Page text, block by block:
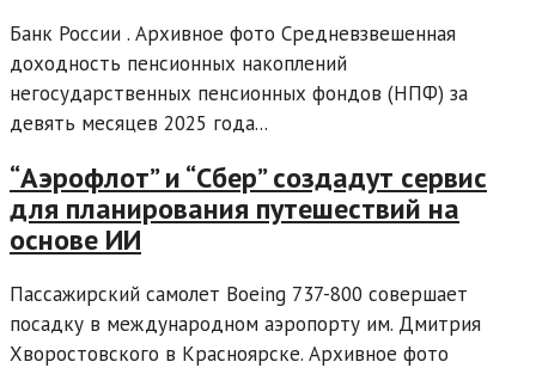
Банк России . Архивное фото Средневзвешенная
доходность пенсионных накоплений
негосударственных пенсионных фондов (НПФ) за
девять месяцев 2025 года...
“Аэрофлот” и “Сбер” создадут сервис
для планирования путешествий на
основе ИИ
Пассажирский самолет Boeing 737-800 совершает
посадку в международном аэропорту им. Дмитрия
Хворостовского в Красноярске. Архивное фото